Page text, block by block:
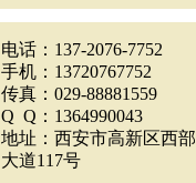
电话：137-2076-7752
手机：13720767752
传真：029-88881559
Q Q：1364990043
地址：西安市高新区西部
大道117号